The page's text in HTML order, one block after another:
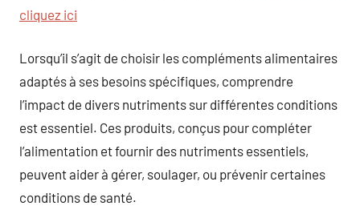
cliquez ici
Lorsqu’il s’agit de choisir les compléments alimentaires
adaptés à ses besoins spécifiques, comprendre
l’impact de divers nutriments sur différentes conditions
est essentiel. Ces produits, conçus pour compléter
l’alimentation et fournir des nutriments essentiels,
peuvent aider à gérer, soulager, ou prévenir certaines
conditions de santé.